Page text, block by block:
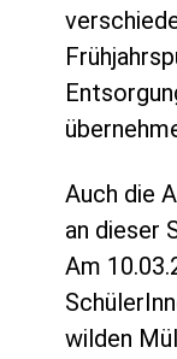
Auch die
an dieser
Am
wilden